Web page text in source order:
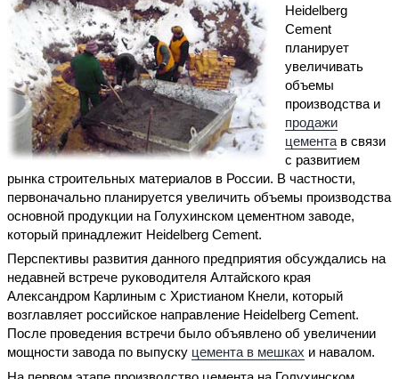
Heidelberg
Cement
планирует
увеличивать
объемы
производства и
продажи
цемента в связи
с развитием
рынка строительных материалов в России. В частности,
первоначально планируется увеличить объемы производства
основной продукции на Голухинском цементном заводе,
который принадлежит Heidelberg Cement.
Перспективы развития данного предприятия обсуждались на
недавней встрече руководителя Алтайского края
Александром Карлиным с Христианом Кнели, который
возглавляет российское направление Heidelberg Cement.
После проведения встречи было объявлено об увеличении
мощности завода по выпуску цемента в мешках и навалом.